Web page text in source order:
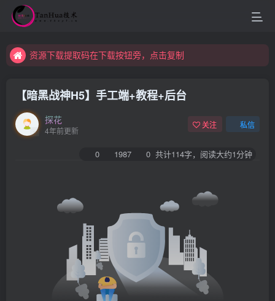
资源下载提取码在下载按钮旁，点击复制
【暗黑战神H5】手工端+教程+后台
探花
4年前更新
关注 私信
0 1987 0 共计114字，阅读大约1分钟